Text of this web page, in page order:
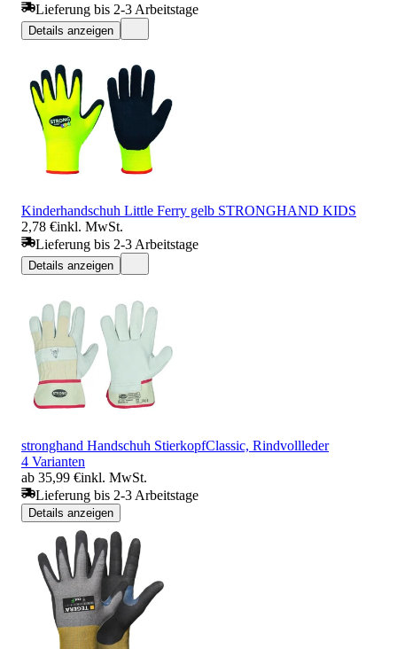
Lieferung bis 2-3 Arbeitstage
Details anzeigen
Kinderhandschuh Little Ferry gelb STRONGHAND KIDS
2,78 €inkl. MwSt.
Lieferung bis 2-3 Arbeitstage
Details anzeigen
stronghand Handschuh StierkopfClassic, Rindvollleder
4 Varianten
ab 35,99 €inkl. MwSt.
Lieferung bis 2-3 Arbeitstage
Details anzeigen